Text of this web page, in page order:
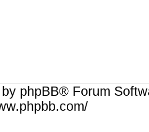
phpBB® Forum